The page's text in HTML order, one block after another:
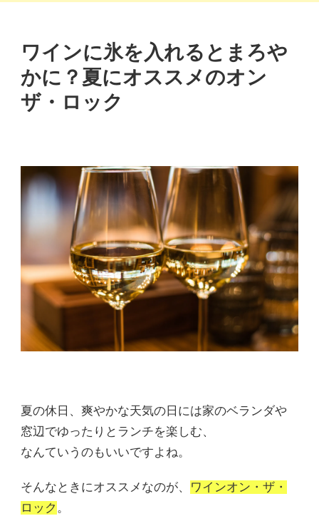
ワインに氷を入れるとまろや
かに？夏にオススメのオン
ザ・ロック
夏の休日、爽やかな天気の日には家のベランダや
窓辺でゆったりとランチを楽しむ、
なんていうのもいいですよね。
そんなときにオススメなのが、
ワインオン・ザ・
ロック 。